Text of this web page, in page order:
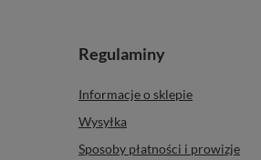
Regulaminy
Informacje o sklepie
Wysyłka
Sposoby płatności i prowizje